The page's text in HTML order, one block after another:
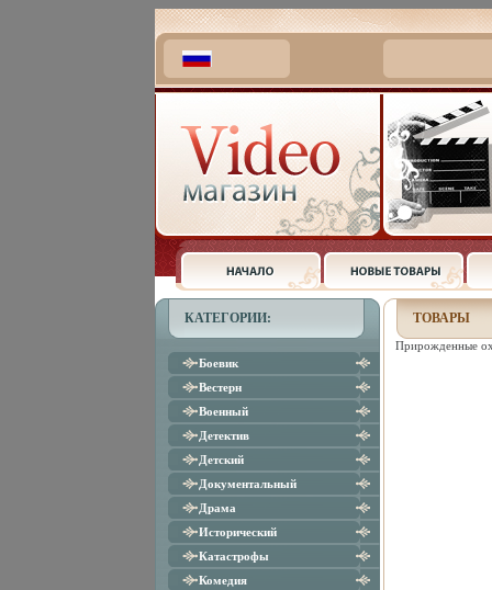
КАТЕГОРИИ:
Боевик
Вестерн
Военный
Детектив
Детский
Документальный
Драма
Исторический
Катастрофы
Комедия
ТОВАРЫ
Прирожденные